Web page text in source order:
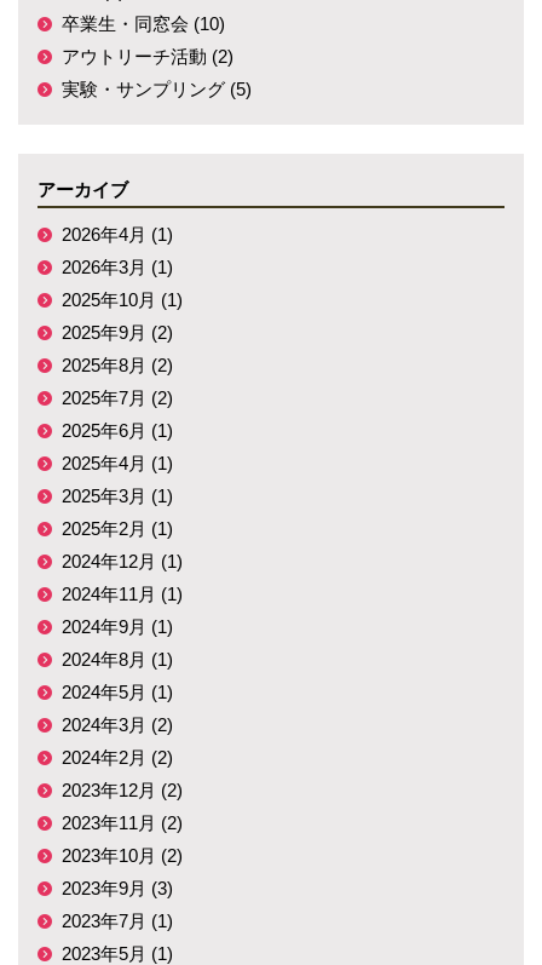
卒業生・同窓会 (10)
アウトリーチ活動 (2)
実験・サンプリング (5)
アーカイブ
2026年4月 (1)
2026年3月 (1)
2025年10月 (1)
2025年9月 (2)
2025年8月 (2)
2025年7月 (2)
2025年6月 (1)
2025年4月 (1)
2025年3月 (1)
2025年2月 (1)
2024年12月 (1)
2024年11月 (1)
2024年9月 (1)
2024年8月 (1)
2024年5月 (1)
2024年3月 (2)
2024年2月 (2)
2023年12月 (2)
2023年11月 (2)
2023年10月 (2)
2023年9月 (3)
2023年7月 (1)
2023年5月 (1)